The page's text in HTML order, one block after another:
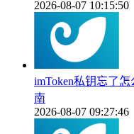
2026-08-07 10:15:50
imToken私钥忘了
南
2026-08-07 09:27:46